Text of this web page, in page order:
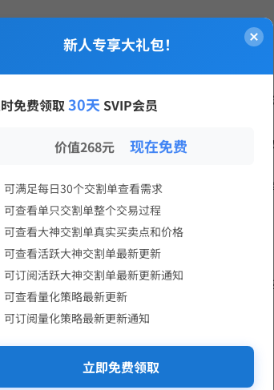
过程通常分为三步：
用其资金优势，快速将某支股票的价格拉升至
巨量时，真正的陷阱出现了。那些被之前“普
。他们利用散户的追涨热情，通过巨大的换手
你猜游资他拉抬会有出货的机会吗？他拉台高
。
新人专享大礼包！
免费领取 30天 SVIP会员
价值268元 现在免费
可满足每日30个交割单查看需求
可查看单只交割单整个交易过程
可查看大神交割单真实买卖点和价格
可查看活跃大神交割单最新更新
可订阅活跃大神交割单最新更新通知
可查看量化策略最新更新
可订阅量化策略最新更新通知
立即免费领取